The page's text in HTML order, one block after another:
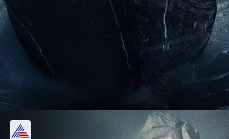
Jr Ntr-सैफ अली खान की फिल्म देवरा का ट्रेलर